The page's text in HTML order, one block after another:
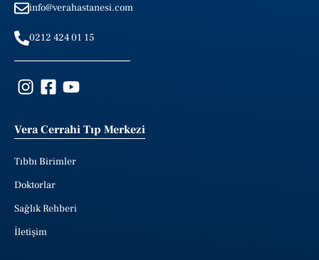
info@verahastanesi.com
0212 424 01 15
Vera Cerrahi Tıp Merkezi
Tıbbı Birimler
Doktorlar
Sağlık Rehberi
İletişim